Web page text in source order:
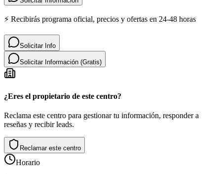
⚡ Recibirás programa oficial, precios y ofertas en 24-48 horas
Solicitar Info
Solicitar Información (Gratis)
¿Eres el propietario de este centro?
Reclama este centro para gestionar tu información, responder a
reseñas y recibir leads.
Reclamar este centro
Horario